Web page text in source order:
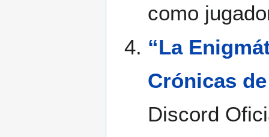
como
“La
Crónicas
Discord